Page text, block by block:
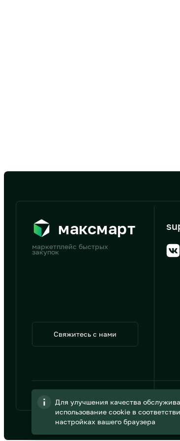
максмарт
маркетплейс быстрых
закупок
Свяжитесь с нами
Для улучшения качества
использование cookie в
настройках вашего браузера